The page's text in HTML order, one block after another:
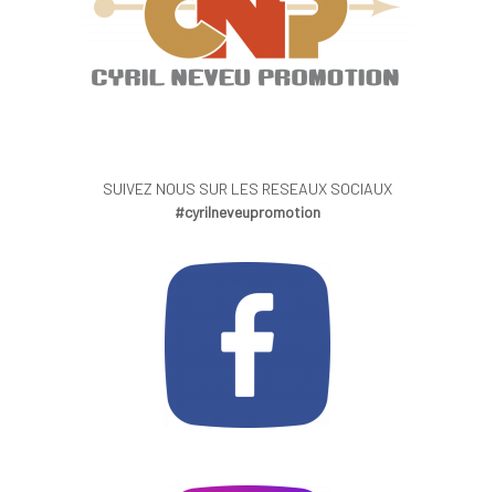
SUIVEZ NOUS SUR LES RESEAUX SOCIAUX
#cyrilneveupromotion